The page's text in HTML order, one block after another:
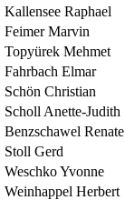
Kallensee Raphael
Feimer Marvin
Topyürek Mehmet
Fahrbach Elmar
Schön Christian
Scholl Anette-Judith
Benzschawel Renate
Stoll Gerd
Weschko Yvonne
Weinhappel Herbert